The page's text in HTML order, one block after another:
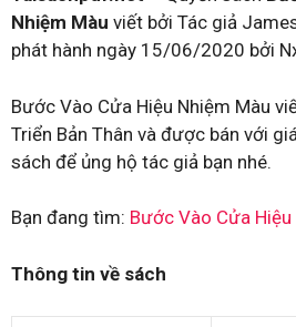
Nhiệm Màu viết bởi Tác giả
phát hành ngày 15/06/2020 bởi
Bước Vào Cửa Hiệu Nhiệm Màu
Triển Bản Thân và được bán với
sách để ủng hộ tác giả bạn nhé.
Bạn đang tìm: Bước Vào Cửa Hiệu
Thông tin về sách